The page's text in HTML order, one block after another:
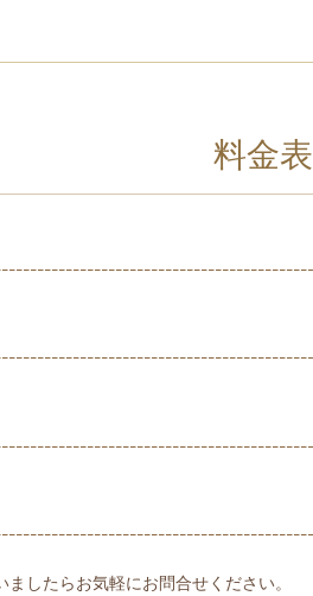
料金表
ましたらお気軽にお問合せください。